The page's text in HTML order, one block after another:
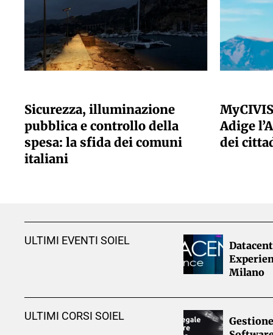
Sicurezza, illuminazione
pubblica e controllo della
spesa: la sfida dei comuni
italiani
Adige
dei
ULTIMI EVENTI SOIEL
Milano
ULTIMI CORSI SOIEL